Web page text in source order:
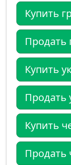
Купить
Продать
Купить
Продать
Купить
Продать